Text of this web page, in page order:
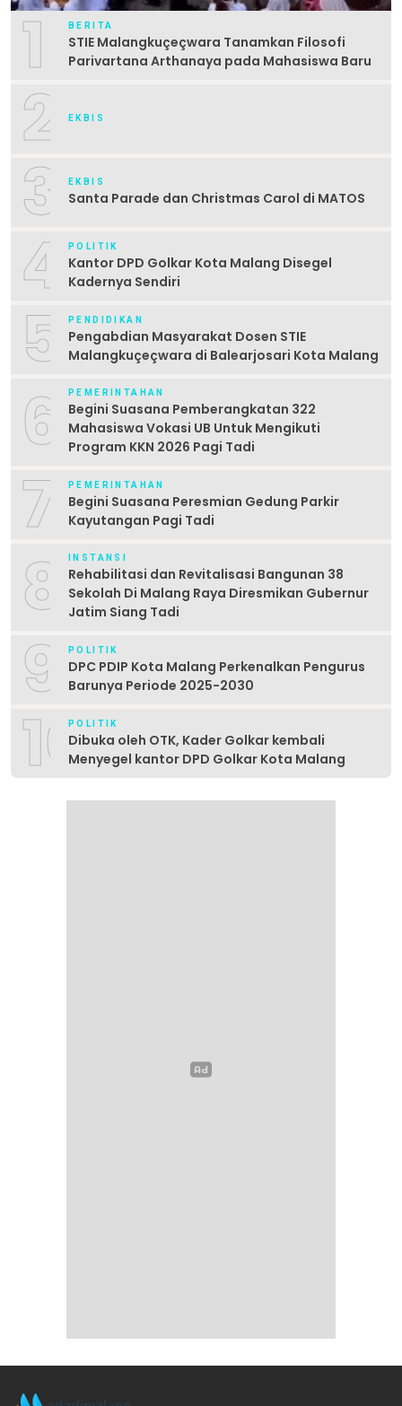
1 BERITA
STIE Malangkuçeçwara Tanamkan Filosofi
Parivartana Arthanaya pada Mahasiswa Baru
2 EKBIS
3 EKBIS
Santa Parade dan Christmas Carol di MATOS
4 POLITIK
Kantor DPD Golkar Kota Malang Disegel
Kadernya Sendiri
5 PENDIDIKAN
Pengabdian Masyarakat Dosen STIE
Malangkuçeçwara di Balearjosari Kota Malang
6 PEMERINTAHAN
Begini Suasana Pemberangkatan 322
Mahasiswa Vokasi UB Untuk Mengikuti
Program KKN 2026 Pagi Tadi
7 PEMERINTAHAN
Begini Suasana Peresmian Gedung Parkir
Kayutangan Pagi Tadi
8 INSTANSI
Rehabilitasi dan Revitalisasi Bangunan 38
Sekolah Di Malang Raya Diresmikan Gubernur
Jatim Siang Tadi
9 POLITIK
DPC PDIP Kota Malang Perkenalkan Pengurus
Barunya Periode 2025-2030
10POLITIK
Dibuka oleh OTK, Kader Golkar kembali
Menyegel kantor DPD Golkar Kota Malang